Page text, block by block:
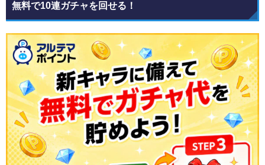
無料で10連ガチャを回せる！